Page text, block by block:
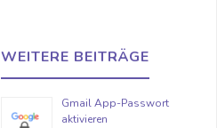
WEITERE BEITRÄGE
Gmail App-Passwort
aktivieren